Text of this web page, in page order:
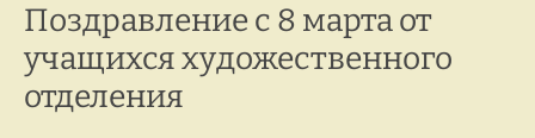
Поздравление с 8 марта от
учащихся художественного
отделения